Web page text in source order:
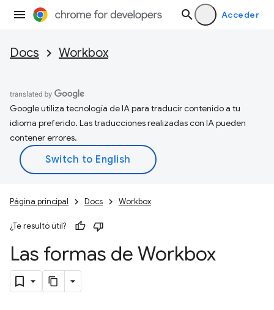
Acceder
Docs Workbox
Google utiliza tecnología de IA para traducir contenido a tu
idioma preferido. Las traducciones realizadas con IA pueden
contener errores.
Página principal Docs Workbox
¿Te resultó útil?
Las formas de Workbox